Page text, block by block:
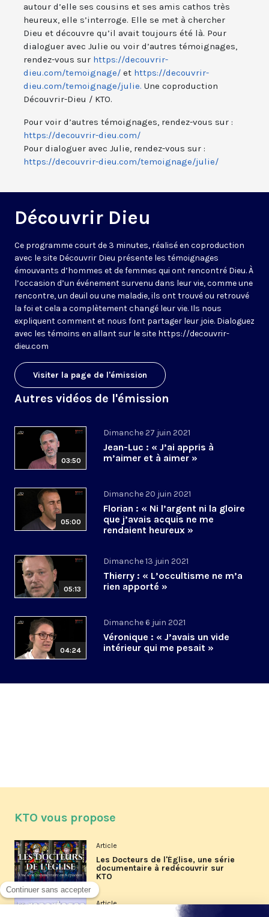
autour d’elle ses cousins et ses amis cathos très
heureux, elle s’interroge. Elle se met à chercher
Dieu et découvre qu’il avait toujours été là. Pour
dialoguer avec Julie ou voir d’autres témoignages,
rendez-vous sur https://decouvrir-
dieu.com/temoignage/ et https://decouvrir-
dieu.com/temoignage/julie. Une coproduction
Découvrir-Dieu / KTO.
Pour voir d’autres témoignages, rendez-vous sur :
https://decouvrir-dieu.com/
Pour dialoguer avec Julie, rendez-vous sur :
https://decouvrir-dieu.com/temoignage/julie/
Découvrir Dieu
Ce programme court de 3 minutes, réalisé en coproduction
avec le site Découvrir Dieu présente les témoignages
émouvants d’hommes et de femmes qui ont rencontré Dieu. À
l’occasion d’un événement survenu dans leur vie, comme une
rencontre, un deuil ou une maladie, ils ont trouvé ou retrouvé
la foi et cela a complètement changé leur vie. Ils nous
expliquent comment et nous font partager leur joie. Dialoguez
avec les témoins en allant sur le site https://decouvrir-
dieu.com
Visiter la page de l'émission
Autres vidéos de l'émission
03:50
Dimanche 27 juin 2021
Jean-Luc : « J’ai appris à
m’aimer et à aimer »
05:00
Dimanche 20 juin 2021
Florian : « Ni l’argent ni la gloire
que j’avais acquis ne me
rendaient heureux »
05:13
Dimanche 13 juin 2021
Thierry : « L’occultisme ne m’a
rien apporté »
04:24
Dimanche 6 juin 2021
Véronique : « J’avais un vide
intérieur qui me pesait »
KTO vous propose
Article
Les Docteurs de l'Église, une série
documentaire à redécouvrir sur
KTO
Article